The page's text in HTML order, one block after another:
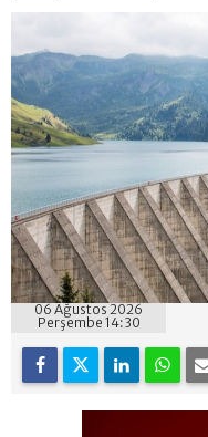
06 Ağustos 2026
Perşembe 14:30